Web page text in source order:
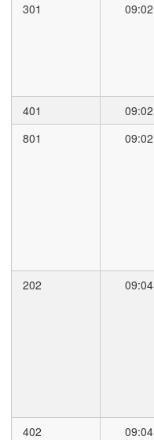
301 09:02
401 09:02
801
09:02
202 09:04
402 09:04